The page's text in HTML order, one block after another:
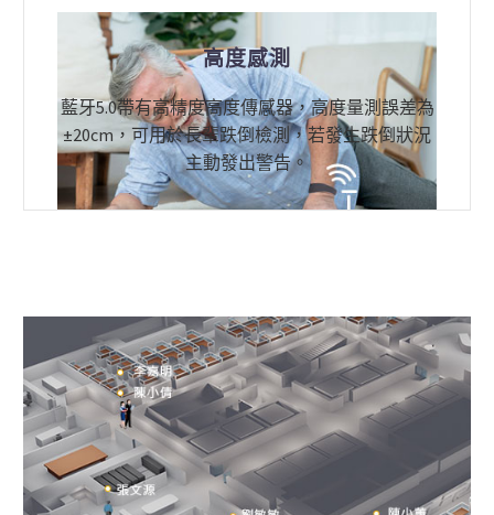
高度感測
藍牙5.0帶有高精度高度傳感器，高度量測誤差為
±20cm，可用於長輩跌倒檢測，若發生跌倒狀況
主動發出警告。